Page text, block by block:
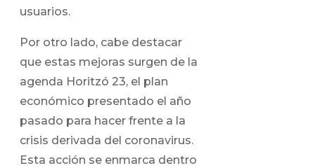
usuarios.
Por otro lado, cabe destacar
que estas mejoras surgen de la
agenda Horitzó 23, el plan
económico presentado el año
pasado para hacer frente a la
crisis derivada del coronavirus.
Esta acción se enmarca dentro